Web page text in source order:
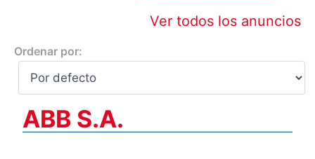
Ver todos los anuncios
Ordenar por:
ABB S.A.